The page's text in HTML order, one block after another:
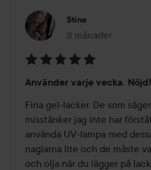
Stine
8 månader
Inlägget skapades 8
5
av
5
Använder varje vecka. Nöjd!
Fina gel-lacker. De som
misstänker jag inte har
använda UV-lampa med
naglarna lite och de måste
och olja när du lägger på